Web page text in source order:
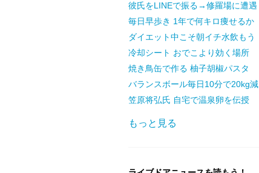
彼氏をLINEで振る→修羅場に遭遇
毎日早歩き 1年で何キロ痩せるか
ダイエット中こそ朝イチ水飲もう
冷却シート おでこより効く場所
焼き鳥缶で作る 柚子胡椒パスタ
バランスボール毎日10分で20kg減
笠原将弘氏 自宅で温泉卵を伝授
もっと見る